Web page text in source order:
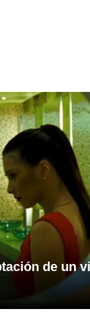
de un